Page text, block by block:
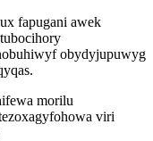
fapugani awek
obydyjupuwyg
morilu
viri